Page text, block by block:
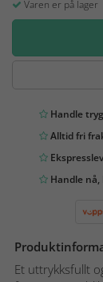
Varen er på lager
Handle
Alltid fri
Handle
Et uttrykksfullt